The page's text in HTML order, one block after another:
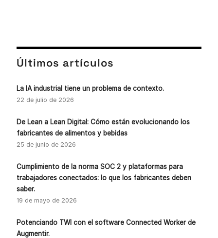
Últimos artículos
La IA industrial tiene un problema de contexto.
22 de julio de 2026
De Lean a Lean Digital: Cómo están evolucionando los
fabricantes de alimentos y bebidas
25 de junio de 2026
Cumplimiento de la norma SOC 2 y plataformas para
trabajadores conectados: lo que los fabricantes deben
saber.
19 de mayo de 2026
Potenciando TWI con el software Connected Worker de
Augmentir.